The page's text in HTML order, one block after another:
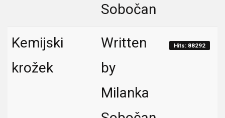
Sobočan
Kemijski
krožek
Written
by
Milanka
Hits: 88292